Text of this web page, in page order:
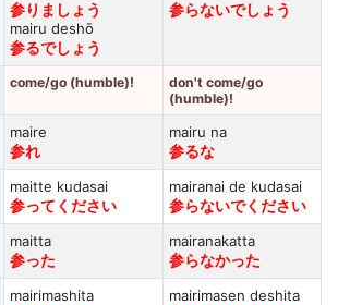
参りましょう
mairu deshō
参るでしょう
参らないでしょう
come/go (humble)!
don't come/go
(humble)!
maire
参れ
mairu na
参るな
maitte kudasai
参ってください
mairanai de kudasai
参らないでください
maitta
参った
mairanakatta
参らなかった
mairimashita
mairimasen deshita